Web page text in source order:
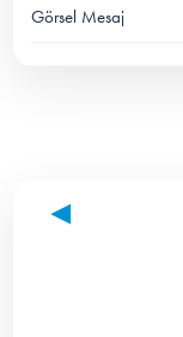
Görsel Mesaj